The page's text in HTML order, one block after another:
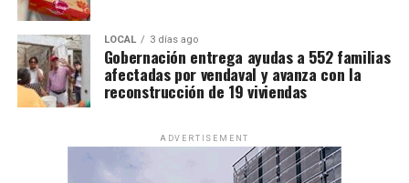
LOCAL 3 días ago
Gobernación entrega ayudas a 552 familias
afectadas por vendaval y avanza con la
reconstrucción de 19 viviendas
ADVERTISEMENT